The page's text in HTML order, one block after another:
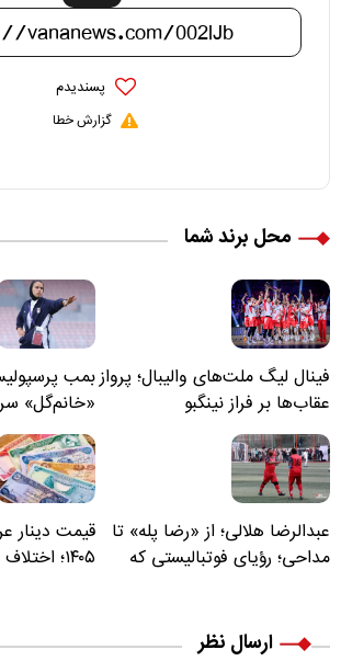
پسندیدم
گزارش خطا
محل برند شما
فینال لیگ ملت‌های والیبال؛ پرواز
عقاب‌ها بر فراز نینگبو
بمب
«خانم‌گل»
عبدالرضا هلالی؛ از «رضا پله» تا
مداحی؛ رؤیای فوتبالیستی که
ارسال نظر